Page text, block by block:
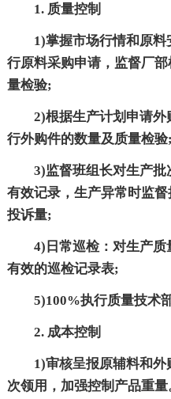
1. 质量控制
1)掌握市场行情和原料
行原料采购申请，监督厂
量检验;
2)根据生产计划申请外
行外购件的数量及质量检验;
3)监督班组长对生产批
有效记录，生产异常时监
投诉量;
4)日常巡检：对生产质
有效的巡检记录表;
5)100%执行质量技术
2. 成本控制
1)审核呈报原辅料和外
次领用，加强控制产品重